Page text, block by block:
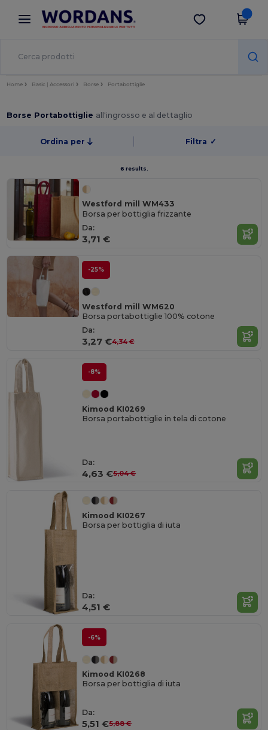
× App Wordans
Prezzi migliori sull'app!
Scarica app
Home Basic | Accessori Borse Portabottiglie
Borse Portabottiglie all'ingrosso e al dettaglio
Ordina per Filtra ✓
6 results.
Westford mill WM433
Borsa per bottiglia frizzante
Da:
3,71 €
-25%
Westford mill WM620
Borsa portabottiglie 100% cotone
Da:
3,27 €4,34 €
-8%
Kimood KI0269
Borsa portabottiglie in tela di cotone
Da:
4,63 €5,04 €
Kimood KI0267
Borsa per bottiglia di iuta
Da:
4,51 €
-6%
Kimood KI0268
Borsa per bottiglia di iuta
Da:
5,51 €5,88 €